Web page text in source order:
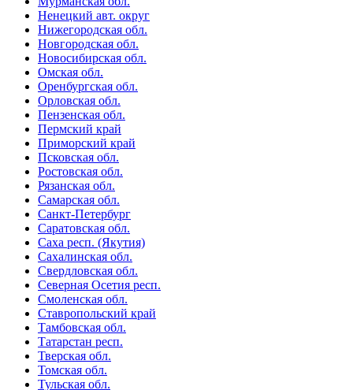
Ненецкий авт. округ
Нижегородская обл.
Новгородская обл.
Новосибирская обл.
Омская обл.
Оренбургская обл.
Орловская обл.
Пензенская обл.
Пермский край
Приморский край
Псковская обл.
Ростовская обл.
Рязанская обл.
Самарская обл.
Санкт-Петербург
Саратовская обл.
Саха респ. (Якутия)
Сахалинская обл.
Свердловская обл.
Северная Осетия респ.
Смоленская обл.
Ставропольский край
Тамбовская обл.
Татарстан респ.
Тверская обл.
Томская обл.
Тульская обл.